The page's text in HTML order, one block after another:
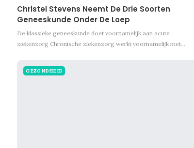
Christel Stevens Neemt De Drie Soorten
Geneeskunde Onder De Loep
De klassieke geneeskunde doet voornamelijk aan acute
ziekenzorg Chronische ziekenzorg werkt voornamelijk met…
GEZONDHEID